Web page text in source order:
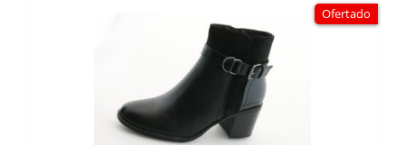
Ofertado